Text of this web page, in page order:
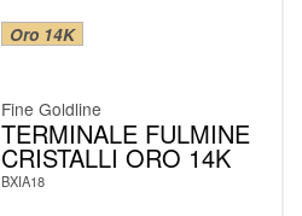
Oro 14K
Fine Goldline
TERMINALE FULMINE
CRISTALLI ORO 14K
BXIA18